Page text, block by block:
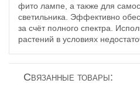
фито лампе, а также для
светильника. Эффективно
за счёт полного спектра.
растений в условиях
Связанные товары: